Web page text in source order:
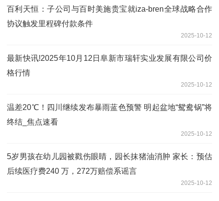
百利天恒：子公司与百时美施贵宝就iza-bren全球战略合作
协议触发里程碑付款条件
2025-10-12
最新快讯!2025年10月12日阜新市瑞轩实业发展有限公司价
格行情
2025-10-12
温差20℃！四川继续发布暴雨蓝色预警 明起盆地“鸳鸯锅”将
终结_焦点速看
2025-10-12
5岁男孩在幼儿园被戳伤眼睛，园长抹猪油消肿 家长：预估
后续医疗费240 万，272万赔偿系谣言
2025-10-12